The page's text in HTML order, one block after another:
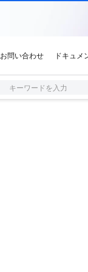
キーワードを入力